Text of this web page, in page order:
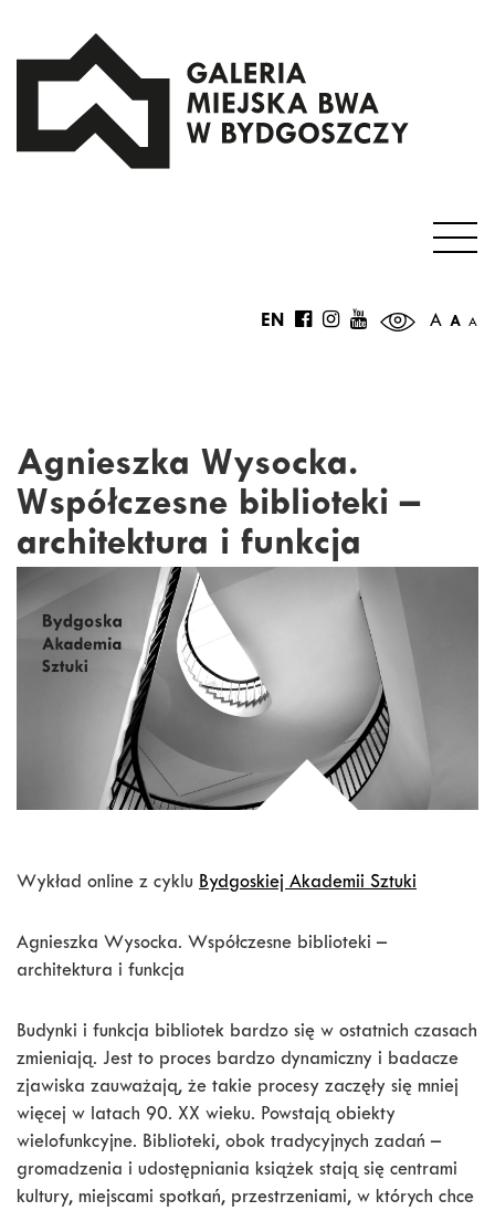
A A A
EN
Agnieszka Wysocka.
Współczesne biblioteki –
architektura i funkcja
Wykład online z cyklu Bydgoskiej Akademii Sztuki
Agnieszka Wysocka. Współczesne biblioteki –
architektura i funkcja
Budynki i funkcja bibliotek bardzo się w ostatnich czasach
zmieniają. Jest to proces bardzo dynamiczny i badacze
zjawiska zauważają, że takie procesy zaczęły się mniej
więcej w latach 90. XX wieku. Powstają obiekty
wielofunkcyjne. Biblioteki, obok tradycyjnych zadań –
gromadzenia i udostępniania książek stają się centrami
kultury, miejscami spotkań, przestrzeniami, w których chce